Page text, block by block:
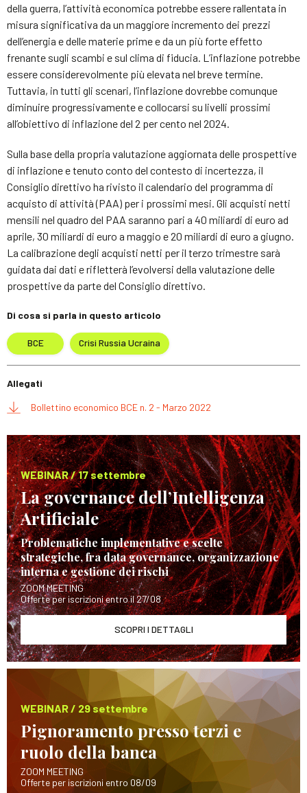
della guerra, l’attività economica potrebbe essere rallentata in
misura significativa da un maggiore incremento dei prezzi
dell’energia e delle materie prime e da un più forte effetto
frenante sugli scambi e sul clima di fiducia. L’inflazione potrebbe
essere considerevolmente più elevata nel breve termine.
Tuttavia, in tutti gli scenari, l’inflazione dovrebbe comunque
diminuire progressivamente e collocarsi su livelli prossimi
all’obiettivo di inflazione del 2 per cento nel 2024.
Sulla base della propria valutazione aggiornata delle prospettive
di inflazione e tenuto conto del contesto di incertezza, il
Consiglio direttivo ha rivisto il calendario del programma di
acquisto di attività (PAA) per i prossimi mesi. Gli acquisti netti
mensili nel quadro del PAA saranno pari a 40 miliardi di euro ad
aprile, 30 miliardi di euro a maggio e 20 miliardi di euro a giugno.
La calibrazione degli acquisti netti per il terzo trimestre sarà
guidata dai dati e rifletterà l’evolversi della valutazione delle
prospettive da parte del Consiglio direttivo.
Di cosa si parla in questo articolo
BCE Crisi Russia Ucraina
Allegati
Bollettino economico BCE n. 2 - Marzo 2022
WEBINAR / 17 settembre
La governance dell’Intelligenza
Artificiale
Problematiche implementative e scelte
strategiche, fra data governance, organizzazione
interna e gestione dei rischi
ZOOM MEETING
Offerte per iscrizioni entro il 27/08
SCOPRI I DETTAGLI
WEBINAR / 29 settembre
Pignoramento presso terzi e
ruolo della banca
ZOOM MEETING
Offerte per iscrizioni entro 08/09